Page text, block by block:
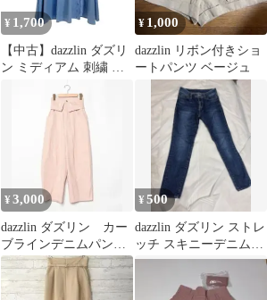
¥ 1,700
【中古】dazzlin ダズリ
ン ミディアム 刺繍 ス
カート ブルー インパン
¥ 1,000
dazzlin リボン付きショ
ートパンツ ベージュ
¥3,000
dazzlin ダズリン カー
ブラインデニムパンツ
（ピンク） S
¥500
dazzlin ダズリン ストレ
ッチ スキニーデニムパ
ンツ 25インチ